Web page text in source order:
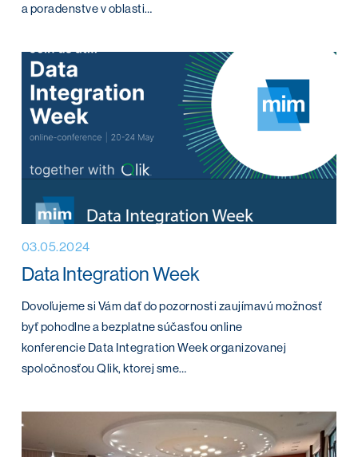
a poradenstve v oblasti…
03.05.2024
Data Integration Week
Dovoľujeme si Vám dať do pozornosti zaujímavú možnosť
byť pohodlne a bezplatne súčasťou online
konferencie Data Integration Week organizovanej
spoločnosťou Qlik, ktorej sme…